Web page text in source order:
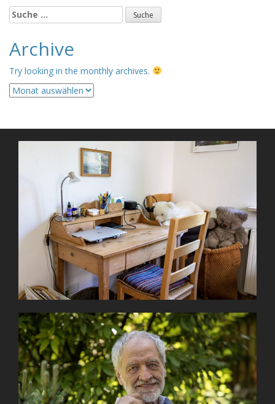
Suche
nach:
Archive
Try looking in the monthly archives.
Archive